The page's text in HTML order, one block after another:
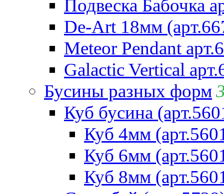
Подвеска Бабочка
De-Art 18мм
Meteor Pendant
Galactic Vertical
Бусины разных форм
Куб бусина
Куб 4мм
Куб 6мм
Куб 8мм